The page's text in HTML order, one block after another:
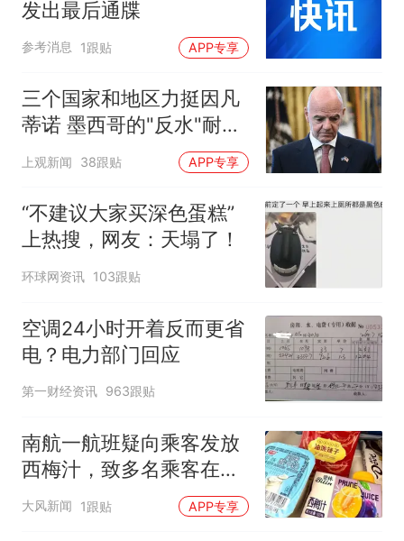
发出最后通牒
参考消息 1跟贴 APP专享
三个国家和地区力挺因凡
蒂诺 墨西哥的"反水"耐人
寻味
上观新闻 38跟贴 APP专享
“不建议大家买深色蛋糕”
上热搜，网友：天塌了！
环球网资讯 103跟贴
空调24小时开着反而更省
电？电力部门回应
第一财经资讯 963跟贴
南航一航班疑向乘客发放
西梅汁，致多名乘客在飞
行途中排队上厕所！乘
客：机上100多人只有2个
大风新闻 1跟贴 APP专享